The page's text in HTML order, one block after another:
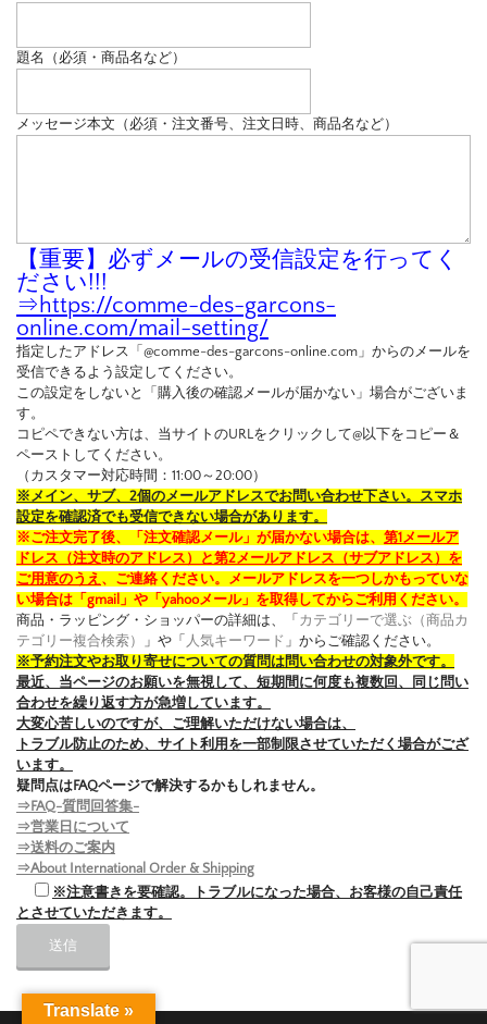
題名（必須・商品名など）
メッセージ本文（必須・注文番号、注文日時、商品名など）
【重要】必ずメールの受信設定を行ってく
ださい!!!
⇒https://comme-des-garcons-
online.com/mail-setting/
指定したアドレス「@comme-des-garcons-online.com」からのメールを
受信できるよう設定してください。
この設定をしないと「購入後の確認メールが届かない」場合がございま
す。
コピペできない方は、当サイトのURLをクリックして@以下をコピー＆
ペーストしてください。
（カスタマー対応時間：11:00～20:00）
※メイン、サブ、2個のメールアドレスでお問い合わせ下さい。スマホ
設定を確認済でも受信できない場合があります。
※ご注文完了後、「注文確認メール」が届かない場合は、 第1メールア
ドレス（注文時のアドレス）と第2メールアドレス（サブアドレス）を
ご用意のうえ 、ご連絡ください。メールアドレスを一つしかもっていな
い場合は「gmail」や「yahooメール」を取得してからご利用ください。
商品・ラッピング・ショッパーの詳細は、「 カテゴリーで選ぶ（商品カ
テゴリー複合検索）
」や「 人気キーワード 」からご確認ください。
※予約注文やお取り寄せについての質問は問い合わせの対象外です。
最近、当ページのお願いを無視して、短期間に何度も複数回、同じ問い
合わせを繰り返す方が急増しています。
大変心苦しいのですが、ご理解いただけない場合は、
トラブル防止のため、サイト利用を一部制限させていただく場合がござ
います。
疑問点はFAQページで解決するかもしれません。
⇒FAQ-質問回答集-
⇒営業日について
⇒送料のご案内
⇒About International Order & Shipping
※注意書きを要確認。トラブルになった場合、お客様の自己責任
とさせていただきます。
Translate »